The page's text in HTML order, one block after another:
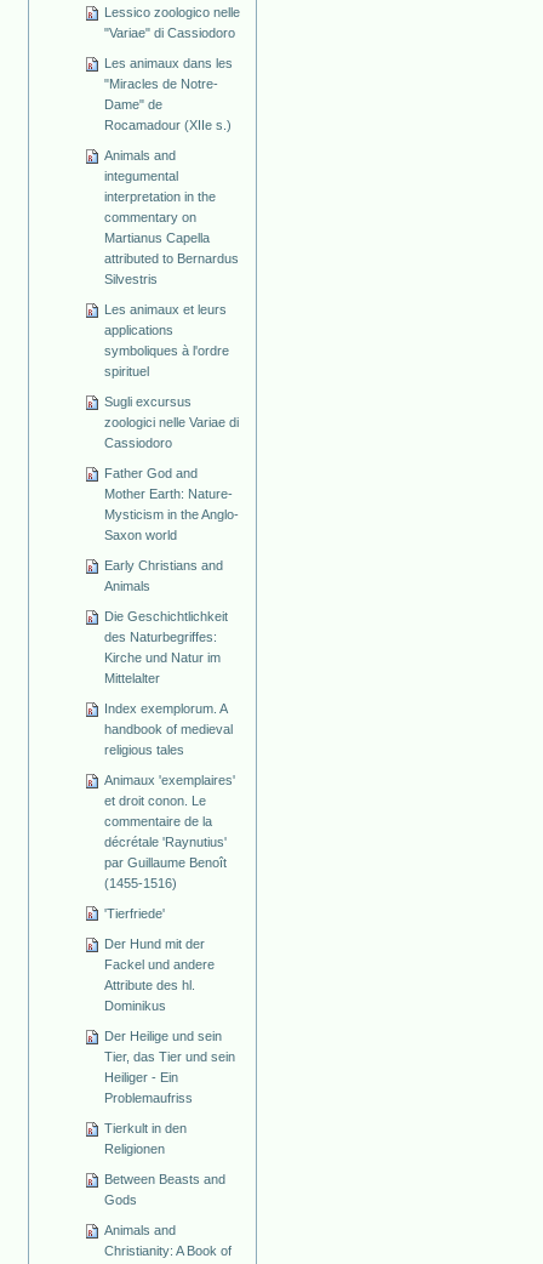
Lessico zoologico nelle
"Variae" di Cassiodoro
Les animaux dans les
"Miracles de Notre-
Dame" de
Rocamadour (XIIe s.)
Animals and
integumental
interpretation in the
commentary on
Martianus Capella
attributed to Bernardus
Silvestris
Les animaux et leurs
applications
symboliques à l'ordre
spirituel
Sugli excursus
zoologici nelle Variae di
Cassiodoro
Father God and
Mother Earth: Nature-
Mysticism in the Anglo-
Saxon world
Early Christians and
Animals
Die Geschichtlichkeit
des Naturbegriffes:
Kirche und Natur im
Mittelalter
Index exemplorum. A
handbook of medieval
religious tales
Animaux 'exemplaires'
et droit conon. Le
commentaire de la
décrétale 'Raynutius'
par Guillaume Benoît
(1455-1516)
'Tierfriede'
Der Hund mit der
Fackel und andere
Attribute des hl.
Dominikus
Der Heilige und sein
Tier, das Tier und sein
Heiliger - Ein
Problemaufriss
Tierkult in den
Religionen
Between Beasts and
Gods
Animals and
Christianity: A Book of